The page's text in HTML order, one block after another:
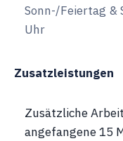
Sonn-/Feiertag &
Uhr
Zusatzleistungen
Zusätzliche
angefangene 15